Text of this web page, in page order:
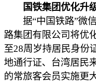
国铁集团优化升级
据“中国铁路”微信
路集团有限公司将优
至28周岁持居民身份
地通行证、台湾居民
的常旅客会员实施更